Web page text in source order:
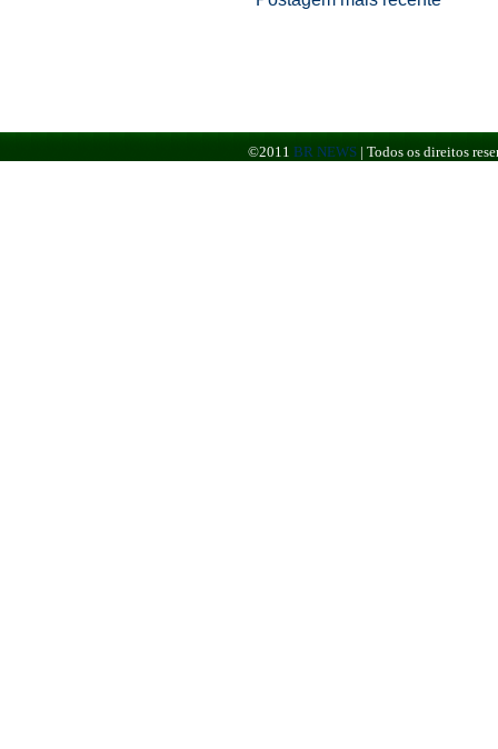
©2011 BR NEWS | Todos os direitos